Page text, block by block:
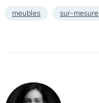
meubles sur-mesure